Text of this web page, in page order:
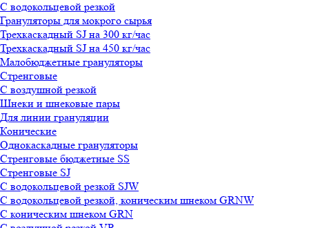
С водокольцевой резкой
Грануляторы для мокрого сырья
Трехкаскадный SJ на 300 кг/час
Трехкаскадный SJ на 450 кг/час
Малобюджетные грануляторы
Стренговые
С воздушной резкой
Шнеки и шнековые пары
Для линии грануляции
Конические
Однокаскадные грануляторы
Стренговые бюджетные SS
Стренговые SJ
С водокольцевой резкой SJW
С водокольцевой резкой, коническим шнеком GRNW
С коническим шнеком GRN